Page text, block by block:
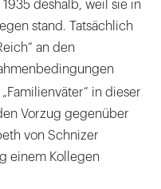
deshalb, weil sie in
stand. Tatsächlich
an den
in dieser
Vorzug gegenüber
von Schnizer
einem Kollegen